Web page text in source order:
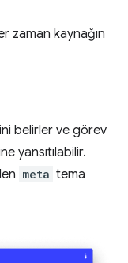
zaman kaynağın
belirler ve görev
yansıtılabilir.
meta tema